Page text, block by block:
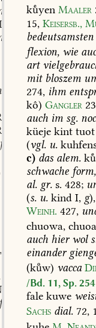
f.
,
f.
kyen Maaler
15, Keisersb.,
bedeutsamsten
flexion, wie
art
mitbloszem
274, ihm
kô) Gangler
auch im sg.
küeje kint tuot
(vgl. u.
c) das alem.
schwache form,
al. gr. s. 428;
(s. u. kind I, g),
Weinh. 427,
chuowa, chuoa
auch hierwol
einander
(kw) vacca
/Bd. 11, Sp.
fale kuwe
Sachs dial. 72,